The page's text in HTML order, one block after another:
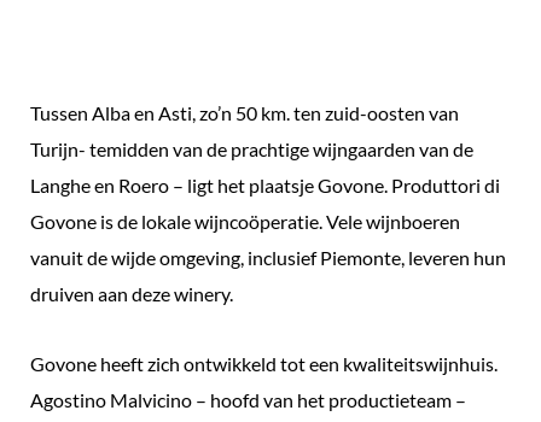
Tussen Alba en Asti, zo’n 50 km. ten zuid-oosten van
Turijn- temidden van de prachtige wijngaarden van de
Langhe en Roero – ligt het plaatsje Govone. Produttori di
Govone is de lokale wijncoöperatie. Vele wijnboeren
vanuit de wijde omgeving, inclusief Piemonte, leveren hun
druiven aan deze winery.
Govone heeft zich ontwikkeld tot een kwaliteitswijnhuis.
Agostino Malvicino – hoofd van het productieteam –